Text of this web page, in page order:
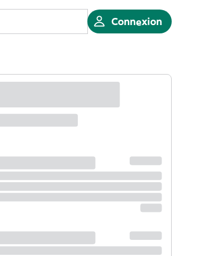
Connexion